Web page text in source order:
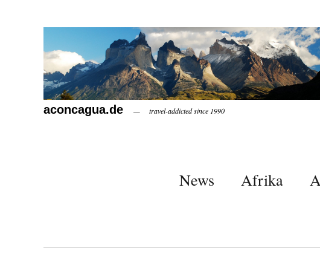
aconcagua.de travel-addicted since 1990
News Afrika